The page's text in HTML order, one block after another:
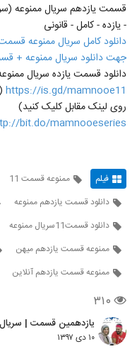
- یازده - کامل - قانونی
دانلود کامل سریال ممنوعه قسمت 11 اینجا کلیک
جهت دانلود سریال ممنوعه +
دانلود قسمت یازده سریال
https://is.gd/mamnooe11
روی لینک مقابل کلیک کنید)
bit.do/mamnooeseries
فیلم ممنوعه قسمت 11
دانلود قسمت یازدهم ممنوعه
دانلود قسمت11سریال ممنوعه
ممنوعه قسمت یازدهم میهن
ممنوعه قسمت یازدهم آنلاین
۳۱۰
یازدهمین قسمت |
۱۰ دی ۱۳۹۷